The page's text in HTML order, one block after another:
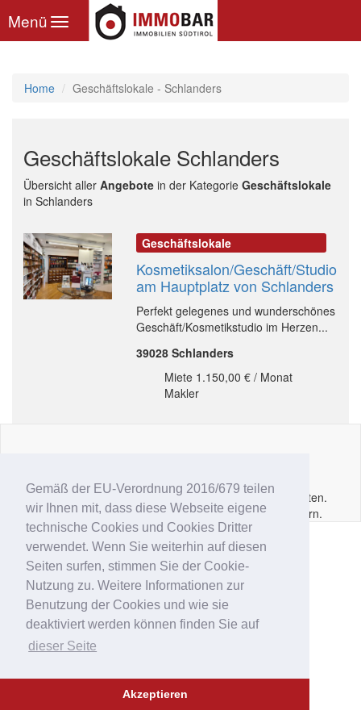
Gemäß der EU-Verordnung 2016/679 teilen
wir Ihnen mit, dass diese Webseite eigene
technische Cookies und Cookies Dritter
verwendet. Wenn Sie weiterhin auf diesen
Seiten surfen, stimmen Sie der Cookie-
Nutzung zu. Weitere Informationen zur
Benutzung der Cookies und wie sie
deaktiviert werden können finden Sie auf
dieser Seite
Akzeptieren
Toggle
navigation
Menü
Home Geschäftslokale - Schlanders
Geschäftslokale Schlanders
Übersicht aller Angebote in der Kategorie Geschäftslokale
in Schlanders
Geschäftslokale
Kosmetiksalon/Geschäft/Studio
am Hauptplatz von Schlanders
Perfekt gelegenes und wunderschönes
Geschäft/Kosmetikstudio im Herzen...
39028 Schlanders
Miete 1.150,00 € / Monat
Makler
IT02 621350210
Copyright © 2014 - 2026 Immobar.it. Alle Rechte vorbehalten.
Ausgewiesene Marken gehören den jeweiligen Eigentümern.